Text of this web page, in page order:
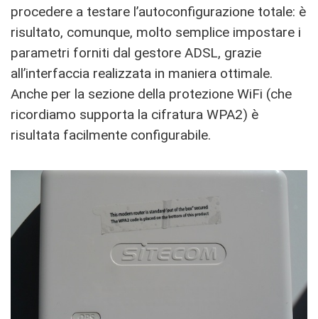
procedere a testare l’autoconfigurazione totale: è
risultato, comunque, molto semplice impostare i
parametri forniti dal gestore ADSL, grazie
all’interfaccia realizzata in maniera ottimale.
Anche per la sezione della protezione WiFi (che
ricordiamo supporta la cifratura WPA2) è
risultata facilmente configurabile.